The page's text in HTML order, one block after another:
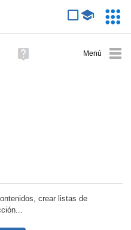
avanzada
Ayuda
(en
crear listas de